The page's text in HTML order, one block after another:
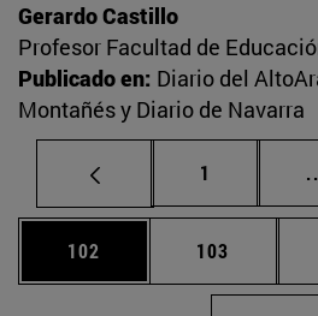
Gerardo Castillo
Profesor Facultad de
Publicado en: Diario del
Montañés y Diario de Navarra
Página
1
Página
102 Página
103